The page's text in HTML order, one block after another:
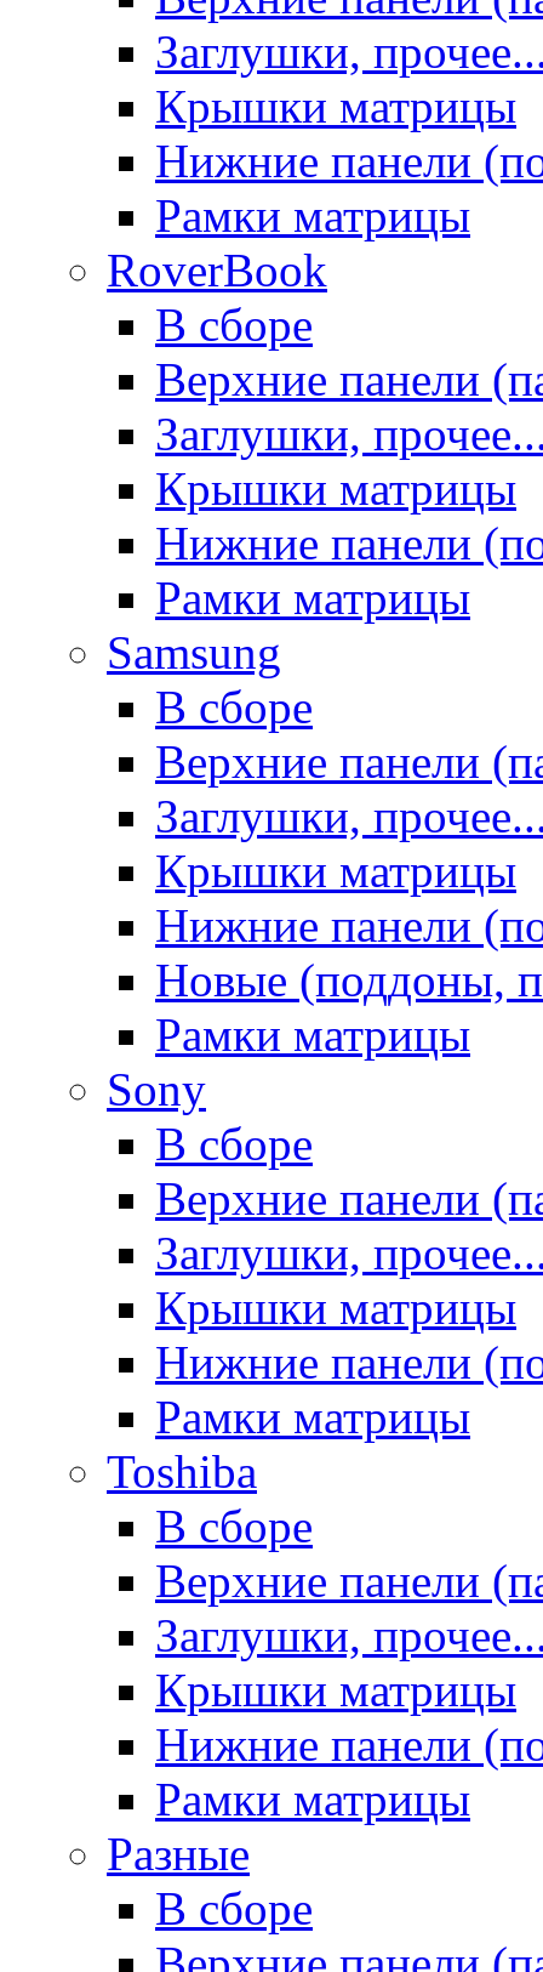
Заглушки,
Крышки матрицы
Нижние панели
Рамки матрицы
RoverBook
В сборе
Верхние панели
Заглушки,
Крышки матрицы
Нижние панели
Рамки матрицы
Samsung
В сборе
Верхние панели
Заглушки,
Крышки матрицы
Нижние панели
Новые (поддоны,
Рамки матрицы
Sony
В сборе
Верхние панели
Заглушки,
Крышки матрицы
Нижние панели
Рамки матрицы
Toshiba
В сборе
Верхние панели
Заглушки,
Крышки матрицы
Нижние панели
Рамки матрицы
Разные
В сборе